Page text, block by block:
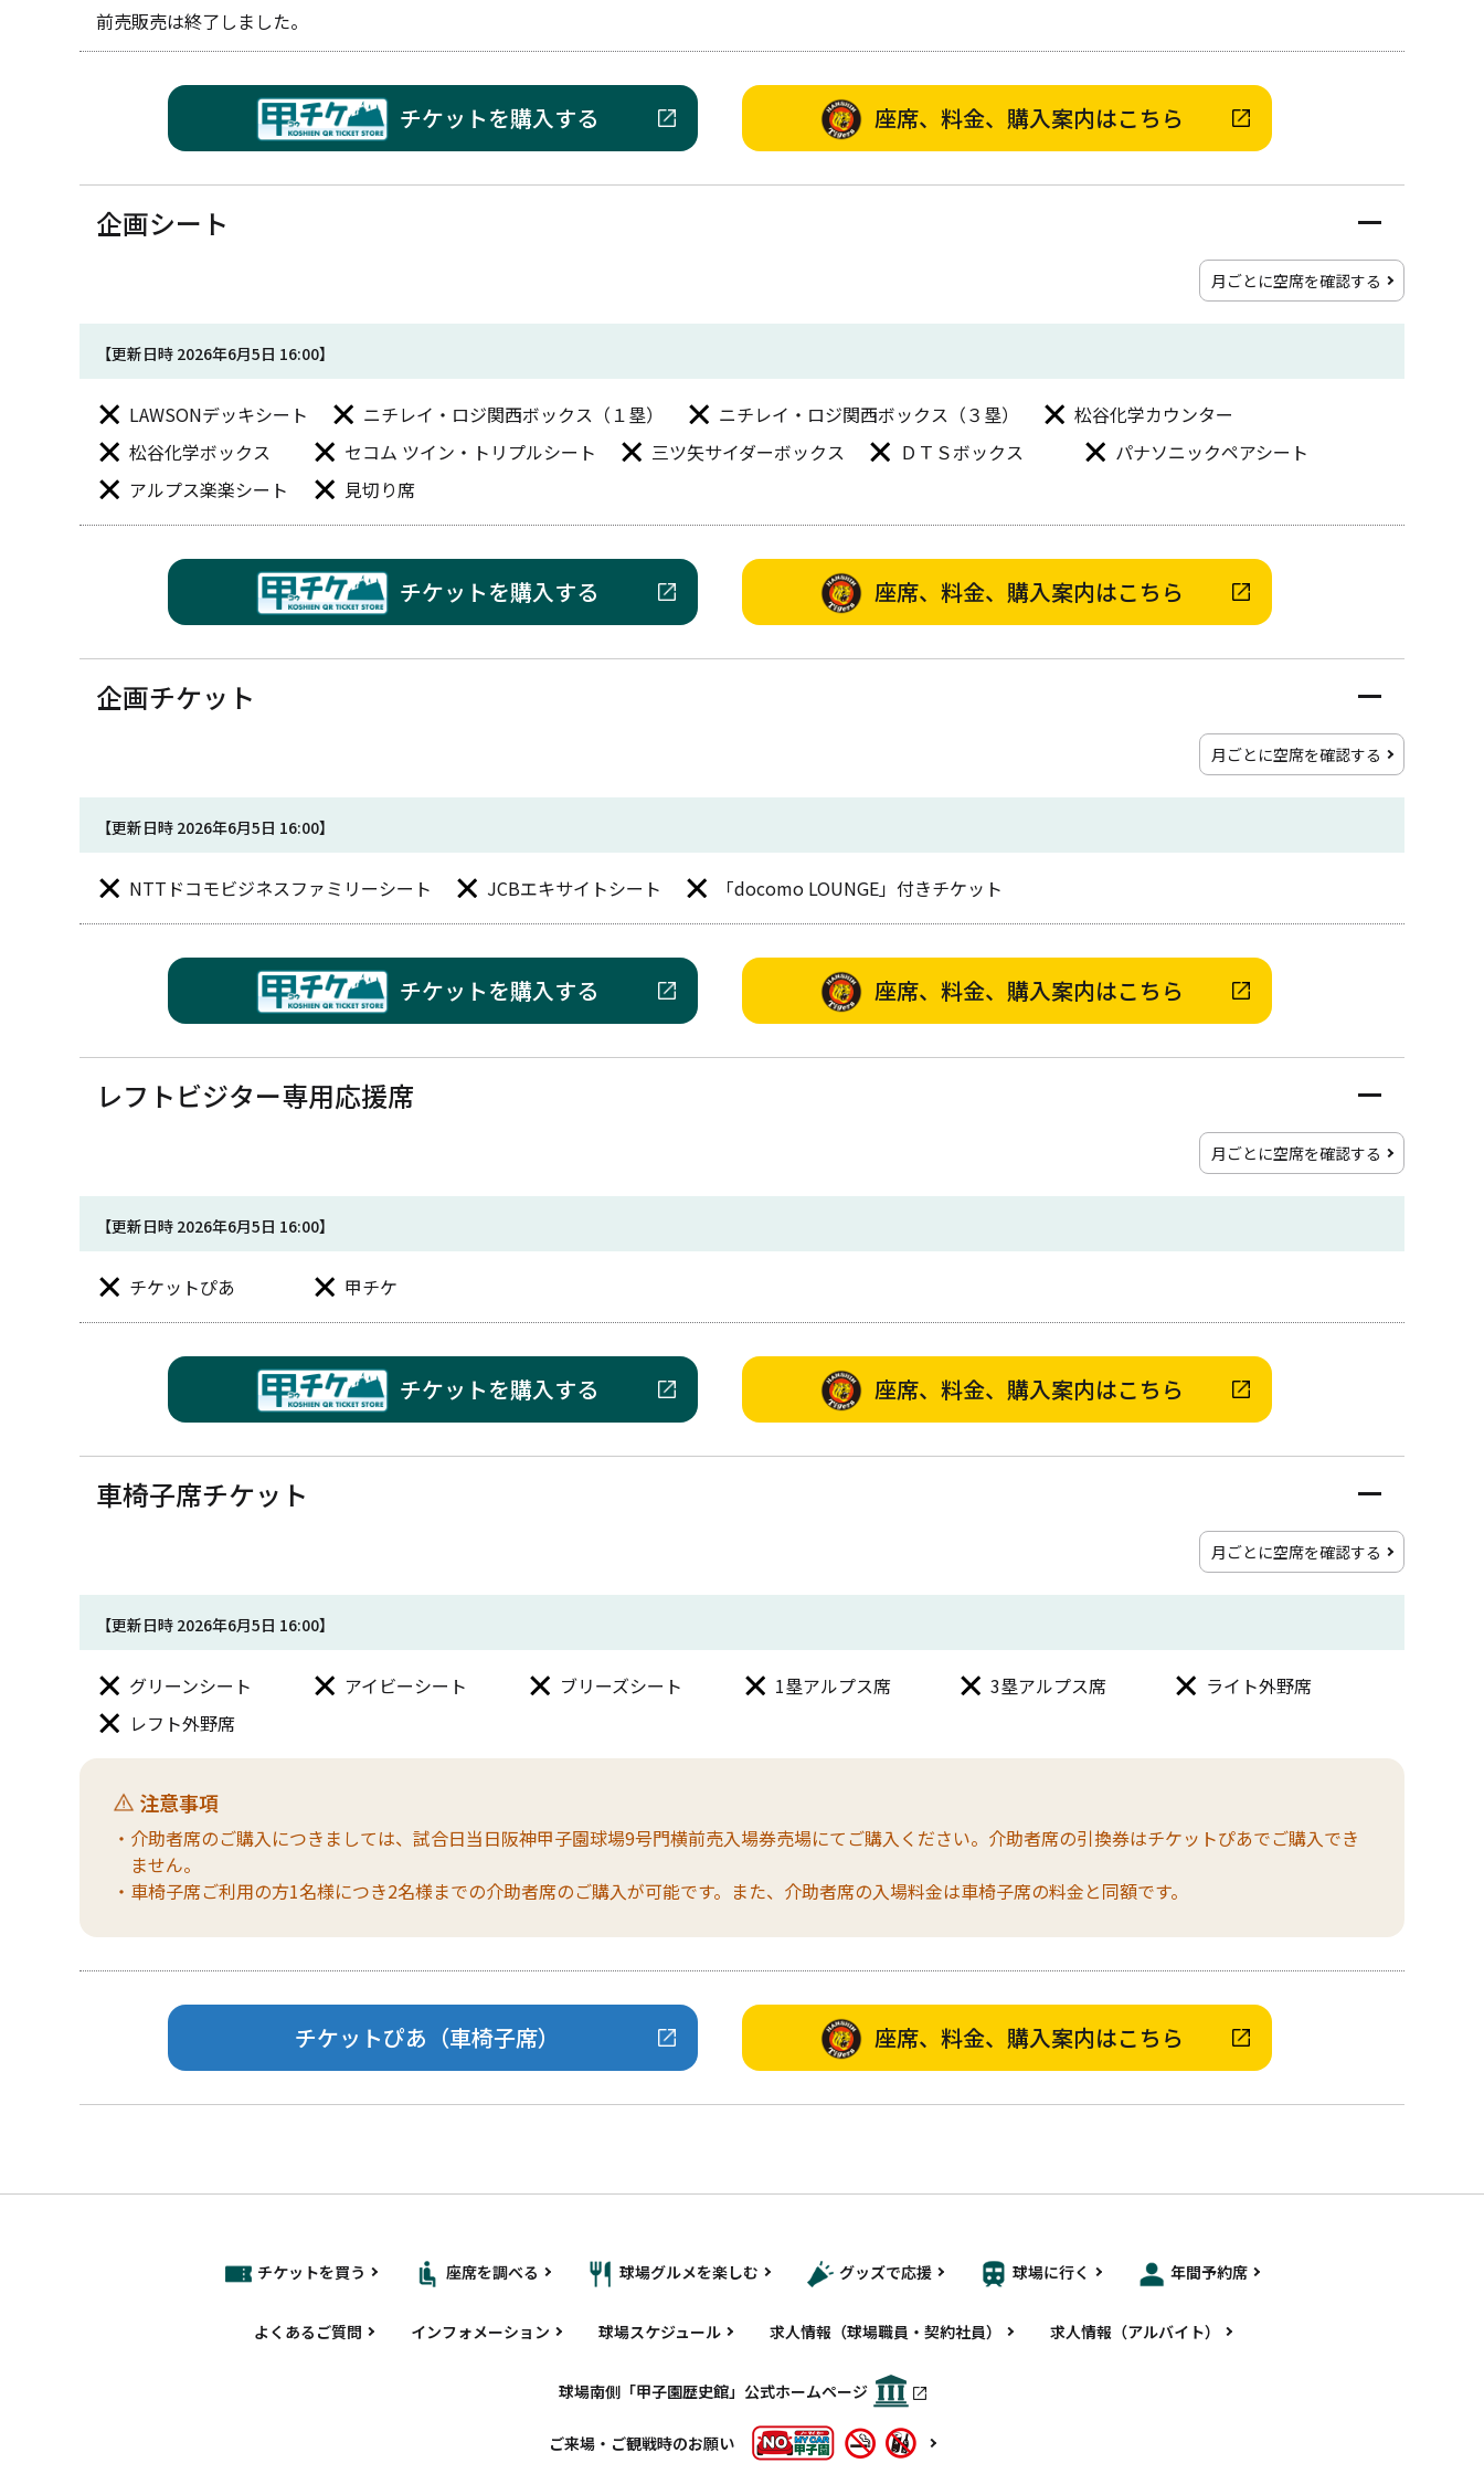
前売販売は終了しました。
チケットを購入する 座席、料金、購入案内はこちら
企画シート
月ごとに空席を確認する
【更新日時 2026年6月5日 16:00】
LAWSONデッキシート ニチレイ・ロジ関西ボックス（１塁） ニチレイ・ロジ関西ボックス（３塁）
松谷化学カウンター
松谷化学ボックス
セコム ツイン・トリプルシート 三ツ矢サイダーボックス ＤＴＳボックス
パナソニックペアシート
アルプス楽楽シート
見切り席
チケットを購入する 座席、料金、購入案内はこちら
企画チケット
月ごとに空席を確認する
【更新日時 2026年6月5日 16:00】
NTTドコモビジネスファミリーシート JCBエキサイトシート 「docomo LOUNGE」付きチケット
チケットを購入する 座席、料金、購入案内はこちら
レフトビジター専用応援席
月ごとに空席を確認する
【更新日時 2026年6月5日 16:00】
チケットぴあ 甲チケ
チケットを購入する 座席、料金、購入案内はこちら
車椅子席チケット
月ごとに空席を確認する
【更新日時 2026年6月5日 16:00】
グリーンシート アイビーシート ブリーズシート 1塁アルプス席 3塁アルプス席
ライト外野席
レフト外野席
注意事項
・介助者席のご購入につきましては、試合日当日阪神甲子園球場9号門横前売入場券売場にてご購入ください。介助者席の引換券はチケットぴあでご購入でき
ません。
・車椅子席ご利用の方1名様につき2名様までの介助者席のご購入が可能です。また、介助者席の入場料金は車椅子席の料金と同額です。
チケットぴあ（車椅子席） 座席、料金、購入案内はこちら
チケットを買う 座席を調べる 球場グルメを楽しむ グッズで応援 球場に行く 年間予約席
よくあるご質問 インフォメーション 球場スケジュール 求人情報（球場職員・契約社員） 求人情報（アルバイト）
球場南側「甲子園歴史館」公式ホームページ
ご来場・ご観戦時のお願い